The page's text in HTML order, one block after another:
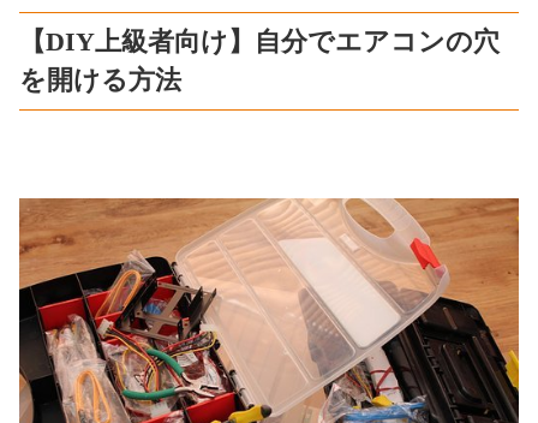
【DIY上級者向け】自分でエアコンの穴
を開ける方法